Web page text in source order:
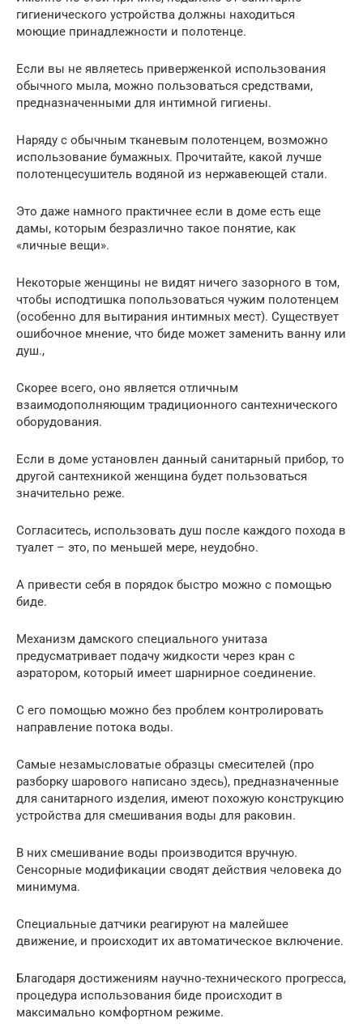
гигиенического устройства должны находиться
моющие принадлежности и полотенце.
Если вы не являетесь приверженкой использования
обычного мыла, можно пользоваться средствами,
предназначенными для интимной гигиены.
Наряду с обычным тканевым полотенцем, возможно
использование бумажных. Прочитайте, какой лучше
полотенцесушитель водяной из нержавеющей стали.
Это даже намного практичнее если в доме есть еще
дамы, которым безразлично такое понятие, как
«личные вещи».
Некоторые женщины не видят ничего зазорного в том,
чтобы исподтишка попользоваться чужим полотенцем
(особенно для вытирания интимных мест). Существует
ошибочное мнение, что биде может заменить ванну или
душ.,
Скорее всего, оно является отличным
взаимодополняющим традиционного сантехнического
оборудования.
Если в доме установлен данный санитарный прибор, то
другой сантехникой женщина будет пользоваться
значительно реже.
Согласитесь, использовать душ после каждого похода в
туалет – это, по меньшей мере, неудобно.
А привести себя в порядок быстро можно с помощью
биде.
Механизм дамского специального унитаза
предусматривает подачу жидкости через кран с
аэратором, который имеет шарнирное соединение.
С его помощью можно без проблем контролировать
направление потока воды.
Самые незамысловатые образцы смесителей (про
разборку шарового написано здесь), предназначенные
для санитарного изделия, имеют похожую конструкцию
устройства для смешивания воды для раковин.
В них смешивание воды производится вручную.
Сенсорные модификации сводят действия человека до
минимума.
Специальные датчики реагируют на малейшее
движение, и происходит их автоматическое включение.
Благодаря достижениям научно-технического прогресса,
процедура использования биде происходит в
максимально комфортном режиме.